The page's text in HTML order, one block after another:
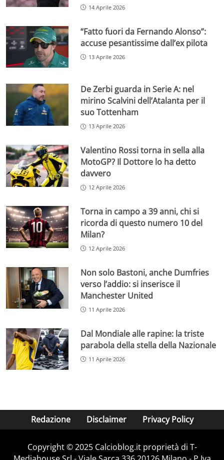
14 Aprile 2026
“Fatto fuori da Fernando Alonso”:
accuse pesantissime dall’ex pilota
13 Aprile 2026
De Zerbi guarda in Serie A: nel
mirino Scalvini dell’Atalanta per il
suo Tottenham
13 Aprile 2026
Valentino Rossi torna in sella alla
MotoGP? Il Dottore lo ha detto
davvero
12 Aprile 2026
Torna in campo a 39 anni, chi si
ricorda di questo numero 10 del
Milan?
12 Aprile 2026
Non solo Bastoni, anche Dumfries
verso l’addio: si inserisce il
Manchester United
11 Aprile 2026
Dal Mondiale alle rapine: la triste
parabola della stella della Nazionale
11 Aprile 2026
Redazione Disclaimer Privacy Policy
Copyright © 2025 Calcioblog.it proprietà di T-